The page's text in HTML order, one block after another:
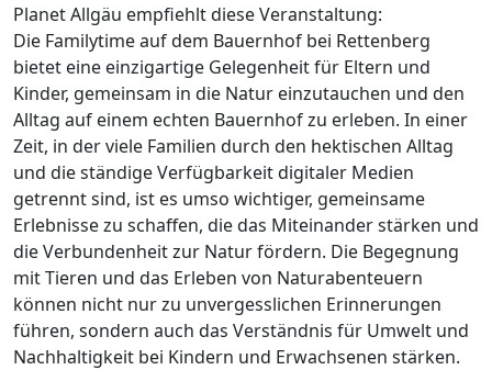
Planet Allgäu empfiehlt diese Veranstaltung:
Die Familytime auf dem Bauernhof bei Rettenberg
bietet eine einzigartige Gelegenheit für Eltern und
Kinder, gemeinsam in die Natur einzutauchen und den
Alltag auf einem echten Bauernhof zu erleben. In einer
Zeit, in der viele Familien durch den hektischen Alltag
und die ständige Verfügbarkeit digitaler Medien
getrennt sind, ist es umso wichtiger, gemeinsame
Erlebnisse zu schaffen, die das Miteinander stärken und
die Verbundenheit zur Natur fördern. Die Begegnung
mit Tieren und das Erleben von Naturabenteuern
können nicht nur zu unvergesslichen Erinnerungen
führen, sondern auch das Verständnis für Umwelt und
Nachhaltigkeit bei Kindern und Erwachsenen stärken.